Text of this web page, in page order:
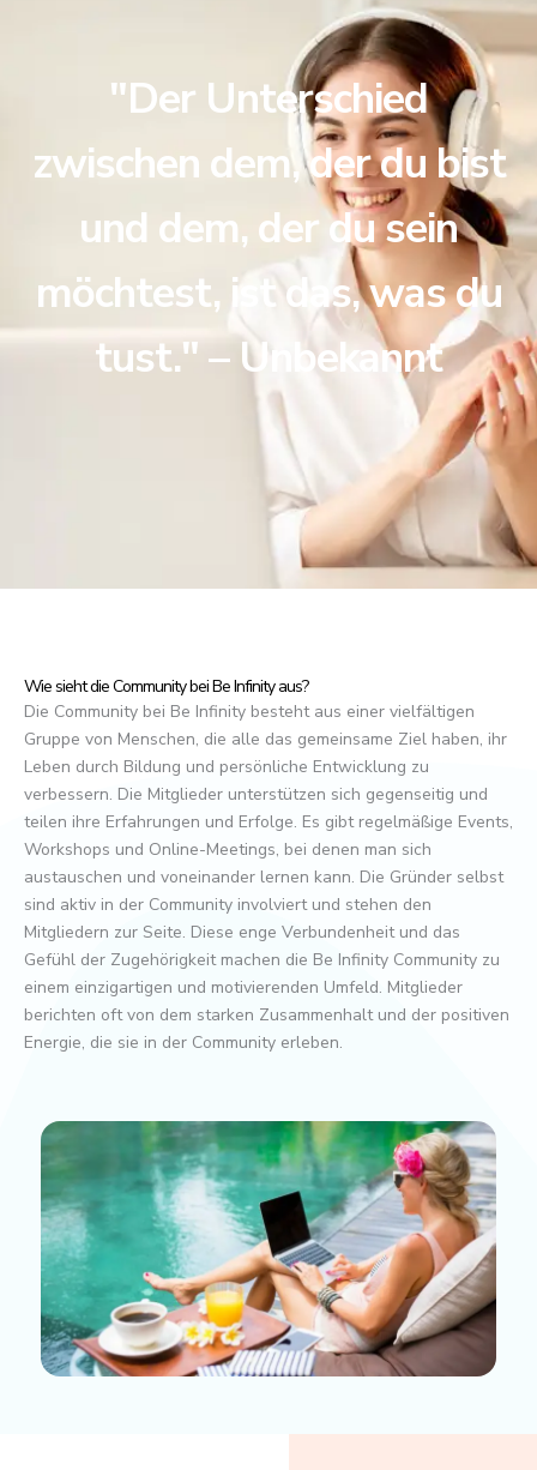
"Der Unterschied
zwischen dem, der du bist
und dem, der du sein
möchtest, ist das, was du
tust." – Unbekannt
Wie sieht die Community bei Be Infinity aus?
Die Community bei Be Infinity besteht aus einer vielfältigen
Gruppe von Menschen, die alle das gemeinsame Ziel haben, ihr
Leben durch Bildung und persönliche Entwicklung zu
verbessern. Die Mitglieder unterstützen sich gegenseitig und
teilen ihre Erfahrungen und Erfolge. Es gibt regelmäßige Events,
Workshops und Online-Meetings, bei denen man sich
austauschen und voneinander lernen kann. Die Gründer selbst
sind aktiv in der Community involviert und stehen den
Mitgliedern zur Seite. Diese enge Verbundenheit und das
Gefühl der Zugehörigkeit machen die Be Infinity Community zu
einem einzigartigen und motivierenden Umfeld. Mitglieder
berichten oft von dem starken Zusammenhalt und der positiven
Energie, die sie in der Community erleben.